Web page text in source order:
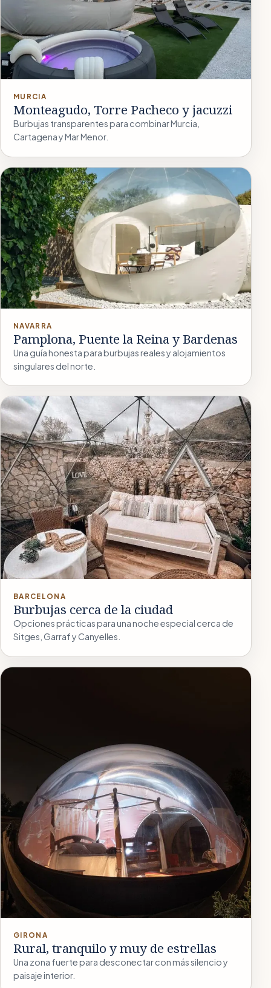
MURCIA
Monteagudo, Torre Pacheco y jacuzzi
Burbujas transparentes para combinar Murcia,
Cartagena y Mar Menor.
NAVARRA
Pamplona, Puente la Reina y Bardenas
Una guía honesta para burbujas reales y alojamientos
singulares del norte.
BARCELONA
Burbujas cerca de la ciudad
Opciones prácticas para una noche especial cerca de
Sitges, Garraf y Canyelles.
GIRONA
Rural, tranquilo y muy de estrellas
Una zona fuerte para desconectar con más silencio y
paisaje interior.